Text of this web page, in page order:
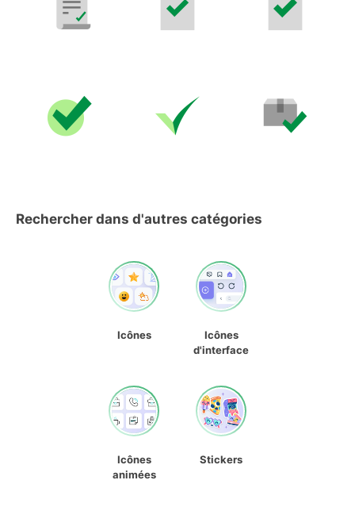
Rechercher dans d'autres catégories
Icônes
Icônes
d'interface
Icônes
animées
Stickers